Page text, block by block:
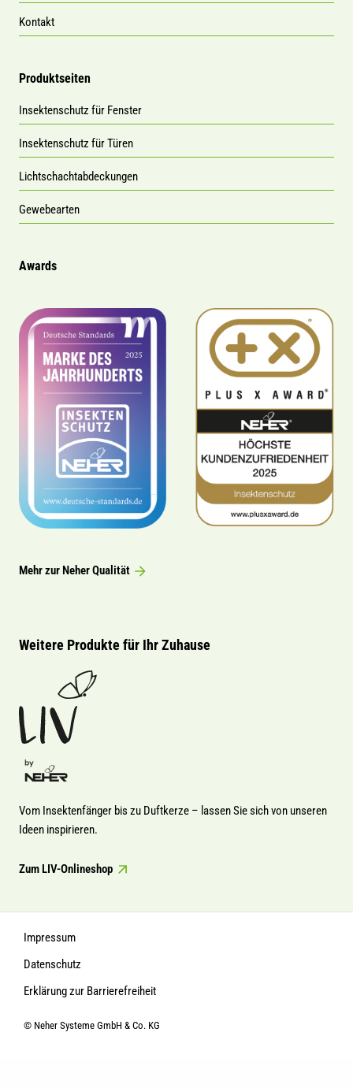
Kontakt
Produktseiten
Insektenschutz für Fenster
Insektenschutz für Türen
Lichtschachtabdeckungen
Gewebearten
Awards
Mehr zur Neher Qualität
Weitere Produkte für Ihr Zuhause
Vom Insektenfänger bis zu Duftkerze – lassen Sie sich von unseren
Ideen inspirieren.
Zum LIV-Onlineshop
Impressum
Datenschutz
Erklärung zur Barrierefreiheit
© Neher Systeme GmbH & Co. KG